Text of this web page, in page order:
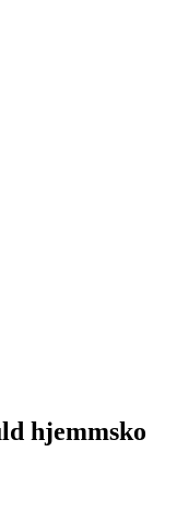
hjemmsko